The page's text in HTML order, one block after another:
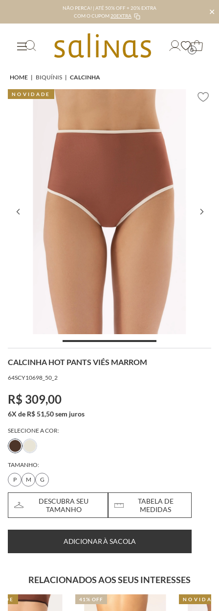
NÃO PERCA! | ATÉ 50% OFF + 20% EXTRA
COM O CUPOM 20EXTRA ✕
0
HOME | BIQUÍNIS | CALCINHA
NOVIDADE
CALCINHA HOT PANTS VIÉS MARROM
64SCY10698_50_2
R$ 309,00
6X de R$ 51,50 sem juros
SELECIONE A COR:
TAMANHO:
P
M G
DESCUBRA SEU
TAMANHO
TABELA DE
MEDIDAS
ADICIONAR À SACOLA
RELACIONADOS AOS SEUS INTERESSES
41% OFF NOVIDADE